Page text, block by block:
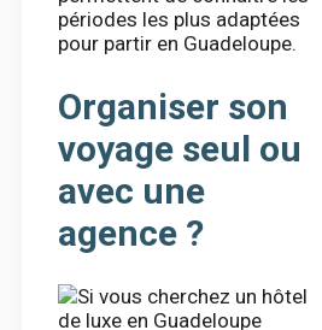
périodes les plus adaptées
pour partir en Guadeloupe.
Organiser son
voyage seul ou
avec une
agence ?